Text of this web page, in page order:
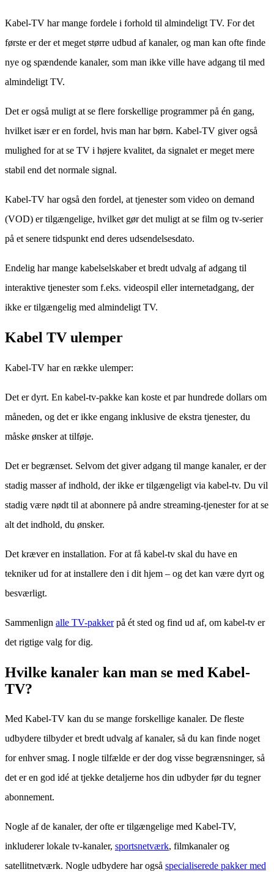
Kabel-TV har mange fordele i forhold til almindeligt TV. For det
første er der et meget større udbud af kanaler, og man kan ofte finde
nye og spændende kanaler, som man ikke ville have adgang til med
almindeligt TV.
Det er også muligt at se flere forskellige programmer på én gang,
hvilket især er en fordel, hvis man har børn. Kabel-TV giver også
mulighed for at se TV i højere kvalitet, da signalet er meget mere
stabil end det normale signal.
Kabel-TV har også den fordel, at tjenester som video on demand
(VOD) er tilgængelige, hvilket gør det muligt at se film og tv-serier
på et senere tidspunkt end deres udsendelsesdato.
Endelig har mange kabelselskaber et bredt udvalg af adgang til
interaktive tjenester som f.eks. videospil eller internetadgang, der
ikke er tilgængelig med almindeligt TV.
Kabel TV ulemper
Kabel-TV har en række ulemper:
Det er dyrt. En kabel-tv-pakke kan koste et par hundrede dollars om
måneden, og det er ikke engang inklusive de ekstra tjenester, du
måske ønsker at tilføje.
Det er begrænset. Selvom det giver adgang til mange kanaler, er der
stadig masser af indhold, der ikke er tilgængeligt via kabel-tv. Du vil
stadig være nødt til at abonnere på andre streaming-tjenester for at se
alt det indhold, du ønsker.
Det kræver en installation. For at få kabel-tv skal du have en
tekniker ud for at installere den i dit hjem – og det kan være dyrt og
besværligt.
Sammenlign alle TV-pakkerpå ét sted og find ud af, om kabel-tv er
det rigtige valg for dig.
Hvilke kanaler kan man se med Kabel-
TV?
Med Kabel-TV kan du se mange forskellige kanaler. De fleste
udbydere tilbyder et bredt udvalg af kanaler, så du kan finde noget
for enhver smag. I nogle tilfælde er der dog visse begrænsninger, så
det er en god idé at tjekke detaljerne hos din udbyder før du tegner
abonnement.
Nogle af de kanaler, der ofte er tilgængelige med Kabel-TV,
inkluderer lokale tv-kanaler, sportsnetværk, filmkanaler og
satellitnetværk. Nogle udbydere har også specialiserede pakker med